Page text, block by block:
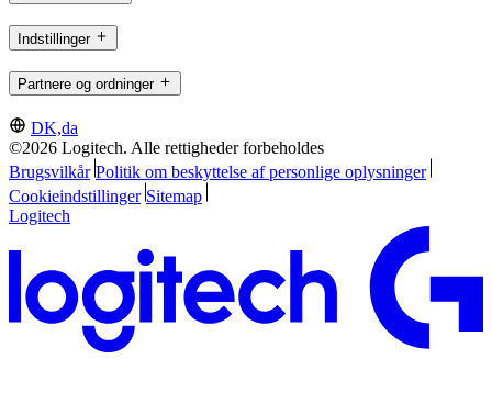
Indstillinger
Partnere og ordninger
DK,da
©2026 Logitech. Alle rettigheder forbeholdes
Brugsvilkår Politik om beskyttelse af personlige oplysninger
Cookieindstillinger Sitemap
Logitech